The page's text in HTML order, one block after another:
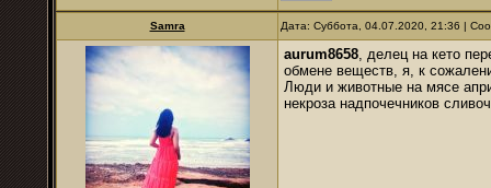
Samra Дата: Суббота, 04.07.2020, 21:36 |
aurum8658, делец на кето
обмене веществ, я, к
Люди и животные на мясе
некроза надпочечников